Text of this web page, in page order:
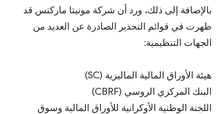
بالإضافة إلى ذلك، ورد أن شركة مونيتا ماركتس قد
ظهرت في قوائم التحذير الصادرة عن العديد من
الجهات التنظيمية:
هيئة الأوراق المالية الماليزية (SC)
البنك المركزي الروسي (CBRF)
اللجنة الوطنية الأوكرانية للأوراق المالية وسوق